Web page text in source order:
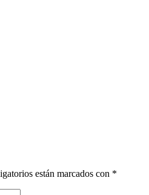
están marcados con *